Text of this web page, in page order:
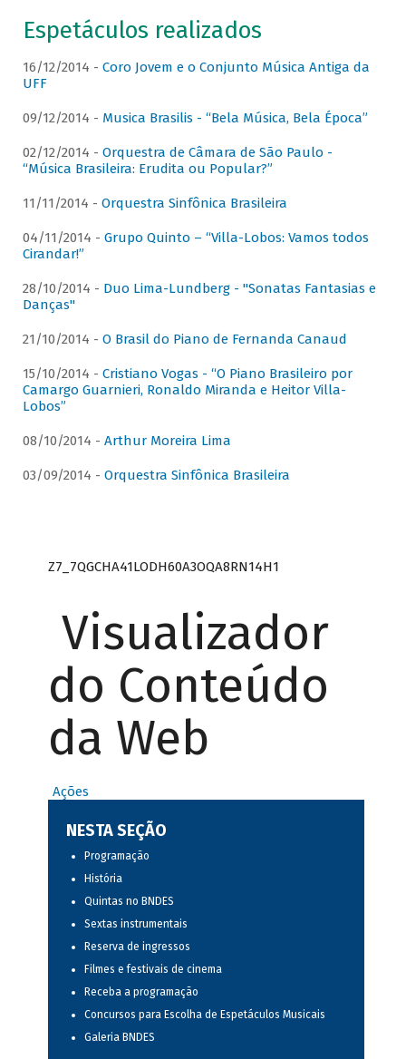
Espetáculos realizados
16/12/2014 - Coro Jovem e o Conjunto Música Antiga da
UFF
09/12/2014 - Musica Brasilis - “Bela Música, Bela Época”
02/12/2014 - Orquestra de Câmara de São Paulo -
“Música Brasileira: Erudita ou Popular?”
11/11/2014 - Orquestra Sinfônica Brasileira
04/11/2014 - Grupo Quinto – “Villa-Lobos: Vamos todos
Cirandar!”
28/10/2014 - Duo Lima-Lundberg - "Sonatas Fantasias e
Danças"
21/10/2014 - O Brasil do Piano de Fernanda Canaud
15/10/2014 - Cristiano Vogas - “O Piano Brasileiro por
Camargo Guarnieri, Ronaldo Miranda e Heitor Villa-
Lobos”
08/10/2014 - Arthur Moreira Lima
03/09/2014 - Orquestra Sinfônica Brasileira
Z7_7QGCHA41LODH60A3OQA8RN14H1
Visualizador
do Conteúdo
da Web
Ações
NESTA SEÇÃO
Programação
História
Quintas no BNDES
Sextas instrumentais
Reserva de ingressos
Filmes e festivais de cinema
Receba a programação
Concursos para Escolha de Espetáculos Musicais
Galeria BNDES